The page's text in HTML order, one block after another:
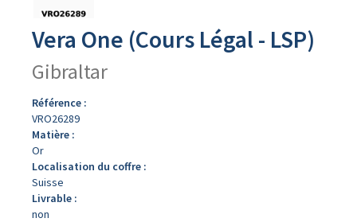
Vera One (Cours Légal - LSP)
Gibraltar
Référence :
VRO26289
Matière :
Or
Localisation du coffre :
Suisse
Livrable :
non